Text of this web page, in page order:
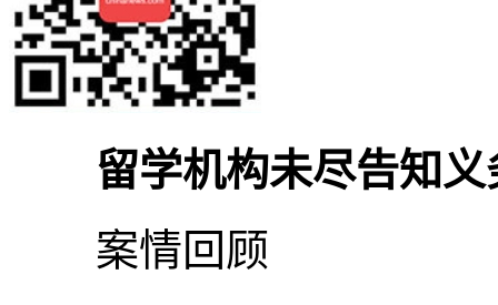
留学机构未尽告知
案情回顾